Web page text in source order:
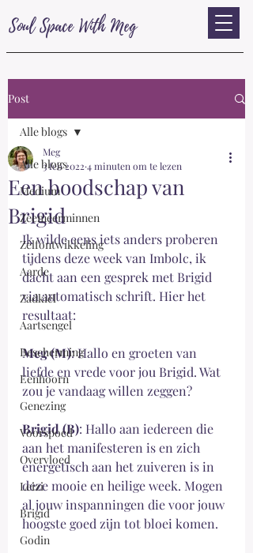
Soul Space With Meg
Post
Alle blogs
Medium
Zeemeerminnen
Zelfontwikkeling
Aarde
Zadkiël
Aartsengel
Bescherming
Eenhoorn
Genezing
Voorspoed
Overvloed
Leizi
Brigid
Godin
Alle blogs
Een boodschap van
Brigid
Meg
3 feb 2022 4 minuten om te lezen
Ik wilde eens iets anders proberen
tijdens deze week van Imbolc, ik
dacht aan een gesprek met Brigid
via automatisch schrift. Hier het
resultaat:
Meg (M): Hallo en groeten van
liefde en vrede voor jou Brigid. Wat
zou je vandaag willen zeggen?
Brigid (B): Hallo aan iedereen die
aan het manifesteren is en zich
energetisch aan het zuiveren is in
deze mooie en heilige week. Mogen
al jouw inspanningen die voor jouw
hoogste goed zijn tot bloei komen.